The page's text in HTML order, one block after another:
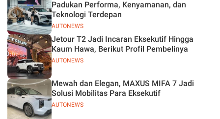
AUTONEWS
Padukan Performa, Kenyamanan, dan
Teknologi Terdepan
AUTONEWS
Jetour T2 Jadi Incaran Eksekutif Hingga
Kaum Hawa, Berikut Profil Pembelinya
AUTONEWS
Mewah dan Elegan, MAXUS MIFA 7 Jadi
Solusi Mobilitas Para Eksekutif